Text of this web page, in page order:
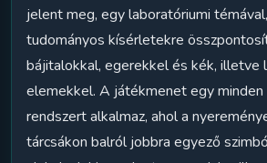
jelent meg, egy laboratóriumi
tudományos kísérletekre
bájitalokkal, egerekkel és kék, illetve
elemekkel. A játékmenet egy
rendszert alkalmaz, ahol a
tárcsákon balról jobbra egyező